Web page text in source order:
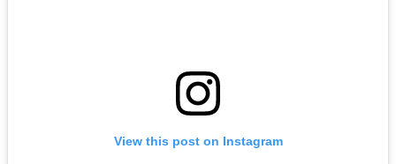
View this post on Instagram